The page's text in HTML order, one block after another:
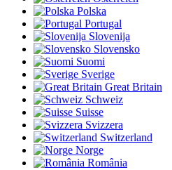
Polska
Portugal
Slovenija
Slovensko
Suomi
Sverige
Great Britain
Schweiz
Suisse
Svizzera
Switzerland
Norge
România